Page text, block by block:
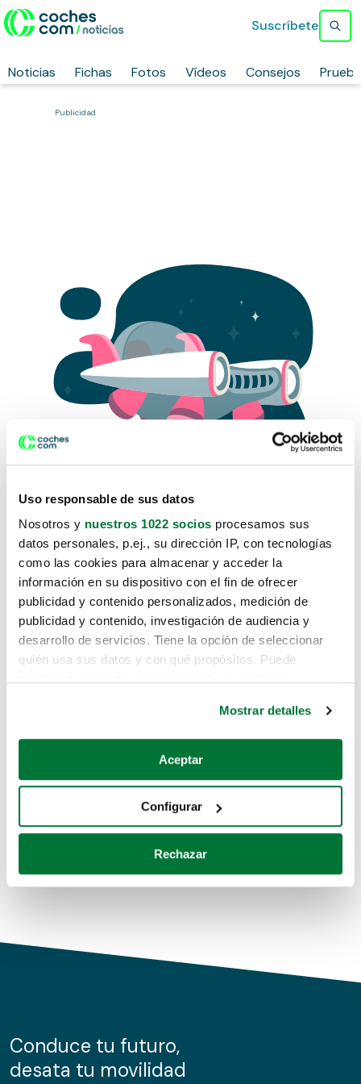
Uso responsable de sus datos
Nosotros y nuestros 1022 socios procesamos sus
datos personales, p.ej., su dirección IP, con tecnologías
como las cookies para almacenar y acceder la
información en su dispositivo con el fin de ofrecer
publicidad y contenido personalizados, medición de
publicidad y contenido, investigación de audiencia y
desarrollo de servicios. Tiene la opción de seleccionar
quién usa sus datos y con qué propósitos. Puede
Si lo permite, también quisiéramos:
Recopilar información sobre su ubicación geográfica
Identificar su dispositivo analizándolo activamente
para buscar características específicas (huellas
Obtenga más información sobre cómo se procesan sus
de cookies.
información sobre el uso que haga del sitio web con
nuestros partners de redes sociales, publicidad y análisis
Mostrar detalles
Aceptar
Configurar
Rechazar
Noticias Fichas Fotos Vídeos Consejos
Suscríbete
Publicidad
Lo sentimos, no sabemos como
te hemos traido hasta aquí.
Pero puedes encontrar el coche que estás
buscando en alguno de estos enlaces:
Coches de segunda mano
Coches de km0
Conduce tu futuro,
desata tu movilidad